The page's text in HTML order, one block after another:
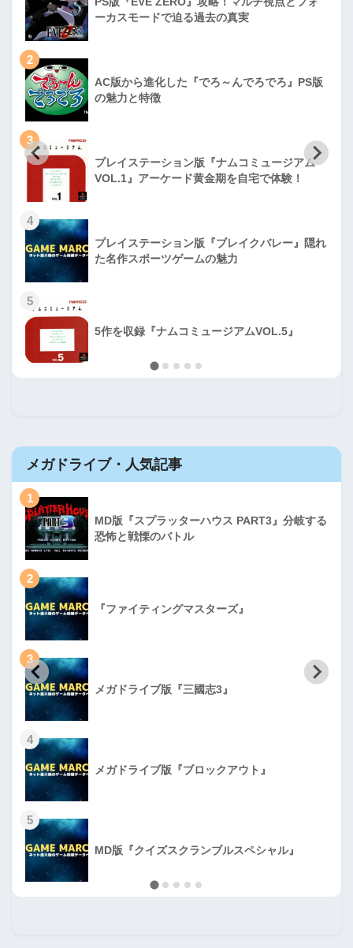
ーカスモードで迫る過去の真実
2
AC版から進化した『でろ～んでろでろ』PS版
の魅力と特徴
3
プレイステーション版『ナムコミュージアム
VOL.1』アーケード黄金期を自宅で体験！
4
プレイステーション版『ブレイクバレー』隠れ
た名作スポーツゲームの魅力
5
5作を収録『ナムコミュージアムVOL.5』
メガドライブ・人気記事
1
MD版『スプラッターハウス PART3』分岐する
恐怖と戦慄のバトル
2
『ファイティングマスターズ』
3
メガドライブ版『三國志3』
4
メガドライブ版『ブロックアウト』
5
MD版『クイズスクランブルスペシャル』